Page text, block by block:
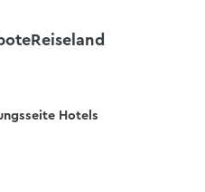
Reiseland
Hotels